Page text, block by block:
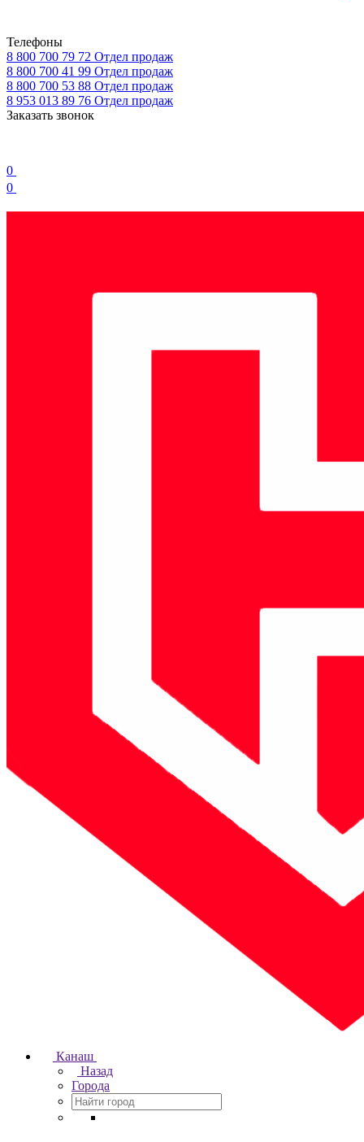
Телефоны
8 800 700 79 72 Отдел продаж
8 800 700 41 99 Отдел продаж
8 800 700 53 88 Отдел продаж
8 953 013 89 76 Отдел продаж
Заказать звонок
0
0
Канаш
Назад
Города